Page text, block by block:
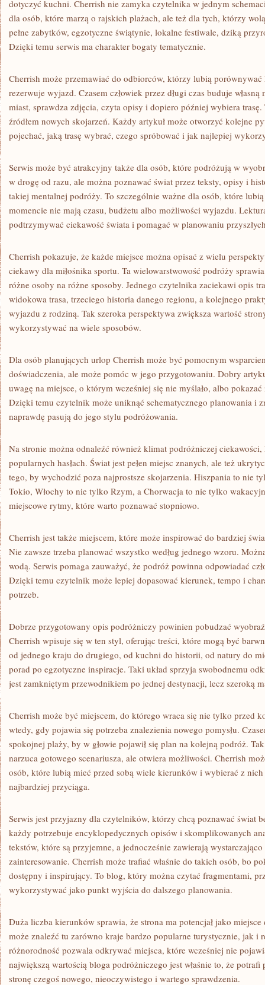
dotyczyć kuchni. Cherrish nie zamyka czytelnika w jednym
dla osób, które marzą o rajskich plażach, ale też dla tych, którzy
pełne zabytków, egzotyczne świątynie, lokalne festiwale, dziką
Dzięki temu serwis ma charakter bogaty tematycznie.
Cherrish może przemawiać do odbiorców, którzy lubią
rezerwuje wyjazd. Czasem człowiek przez długi czas buduje
miast, sprawdza zdjęcia, czyta opisy i dopiero później wybiera
źródłem nowych skojarzeń. Każdy artykuł może otworzyć kolejne
pojechać, jaką trasę wybrać, czego spróbować i jak najlepiej
Serwis może być atrakcyjny także dla osób, które podróżują w
w drogę od razu, ale można poznawać świat przez teksty, opisy i
takiej mentalnej podróży. To szczególnie ważne dla osób, które
momencie nie mają czasu, budżetu albo możliwości wyjazdu.
podtrzymywać ciekawość świata i pomagać w planowaniu
Cherrish pokazuje, że każde miejsce można opisać z wielu
ciekawy dla miłośnika sportu. Ta wielowarstwowość podróży
różne osoby na różne sposoby. Jednego czytelnika zaciekawi opis
widokowa trasa, trzeciego historia danego regionu, a kolejnego
wyjazdu z rodziną. Tak szeroka perspektywa zwiększa wartość
wykorzystywać na wiele sposobów.
Dla osób planujących urlop Cherrish może być pomocnym
doświadczenia, ale może pomóc w jego przygotowaniu. Dobry
uwagę na miejsce, o którym wcześniej się nie myślało, albo
Dzięki temu czytelnik może uniknąć schematycznego planowania i
naprawdę pasują do jego stylu podróżowania.
Na stronie można odnaleźć również klimat podróżniczej
popularnych hasłach. Świat jest pełen miejsc znanych, ale też
tego, by wychodzić poza najprostsze skojarzenia. Hiszpania to nie
Tokio, Włochy to nie tylko Rzym, a Chorwacja to nie tylko
miejscowe rytmy, które warto poznawać stopniowo.
Cherrish jest także miejscem, które może inspirować do bardziej
Nie zawsze trzeba planować wszystko według jednego wzoru.
wodą. Serwis pomaga zauważyć, że podróż powinna odpowiadać
Dzięki temu czytelnik może lepiej dopasować kierunek, tempo i
potrzeb.
Dobrze przygotowany opis podróżniczy powinien pobudzać
Cherrish wpisuje się w ten styl, oferując treści, które mogą być
od jednego kraju do drugiego, od kuchni do historii, od natury do
porad po egzotyczne inspiracje. Taki układ sprzyja swobodnemu
jest zamkniętym przewodnikiem po jednej destynacji, lecz szeroką
Cherrish może być miejscem, do którego wraca się nie tylko przed
wtedy, gdy pojawia się potrzeba znalezienia nowego pomysłu.
spokojnej plaży, by w głowie pojawił się plan na kolejną podróż.
narzuca gotowego scenariusza, ale otwiera możliwości. Cherrish
osób, które lubią mieć przed sobą wiele kierunków i wybierać z
najbardziej przyciąga.
Serwis jest przyjazny dla czytelników, którzy chcą poznawać świat
każdy potrzebuje encyklopedycznych opisów i skomplikowanych
tekstów, które są przyjemne, a jednocześnie zawierają
zainteresowanie. Cherrish może trafiać właśnie do takich osób, bo
dostępny i inspirujący. To blog, który można czytać fragmentami,
wykorzystywać jako punkt wyjścia do dalszego planowania.
Duża liczba kierunków sprawia, że strona ma potencjał jako
może znaleźć tu zarówno kraje bardzo popularne turystycznie, jak i
różnorodność pozwala odkrywać miejsca, które wcześniej nie
największą wartością bloga podróżniczego jest właśnie to, że
stronę czegoś nowego, nieoczywistego i wartego sprawdzenia.